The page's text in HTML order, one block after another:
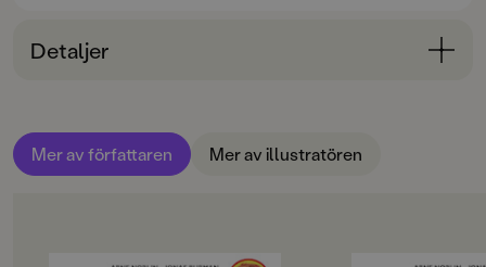
Detaljer
ÅLDERSGRUPP
6-9
Mer av författaren Mer av illustratören
OM BOKEN OM BOKEN